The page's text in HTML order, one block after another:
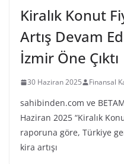
Kiralık Konut
Artış Devam
İzmir Öne Çıktı
30 Haziran 2025 Finansal
sahibinden.com ve
Haziran 2025 “Kiralık
raporuna göre, Türkiye
kira artışı